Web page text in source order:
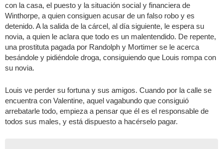
con la casa, el puesto y la situación social y financiera de
Winthorpe, a quien consiguen acusar de un falso robo y es
detenido. A la salida de la cárcel, al día siguiente, le espera su
novia, a quien le aclara que todo es un malentendido. De repente,
una prostituta pagada por Randolph y Mortimer se le acerca
besándole y pidiéndole droga, consiguiendo que Louis rompa con
su novia.
Louis ve perder su fortuna y sus amigos. Cuando por la calle se
encuentra con Valentine, aquel vagabundo que consiguió
arrebatarle todo, empieza a pensar que él es el responsable de
todos sus males, y está dispuesto a hacérselo pagar.